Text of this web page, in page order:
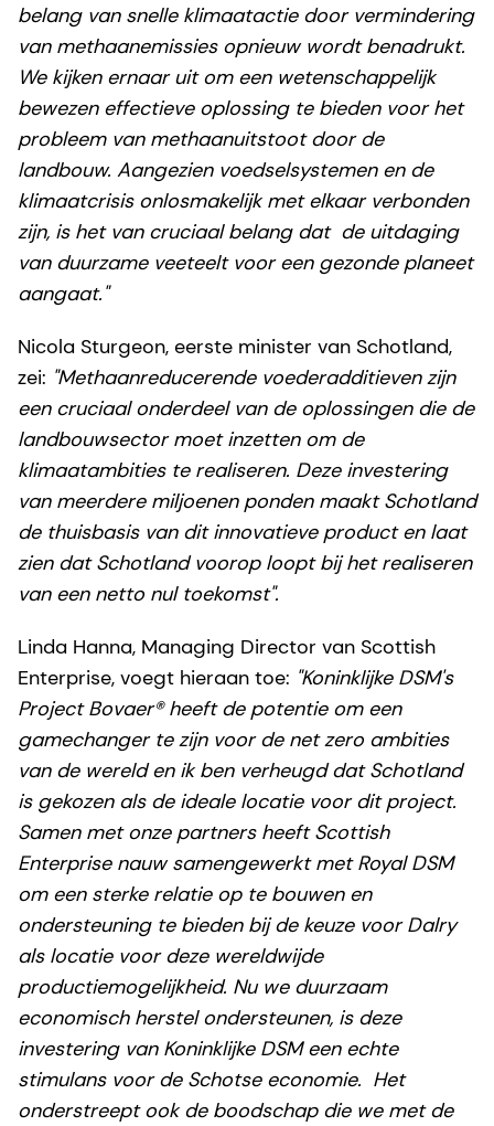
belang van snelle klimaatactie door vermindering
van methaanemissies opnieuw wordt benadrukt.
We kijken ernaar uit om een wetenschappelijk
bewezen effectieve oplossing te bieden voor het
probleem van methaanuitstoot door de
landbouw. Aangezien voedselsystemen en de
klimaatcrisis onlosmakelijk met elkaar verbonden
zijn, is het van cruciaal belang dat de uitdaging
van duurzame veeteelt voor een gezonde planeet
aangaat."
Nicola Sturgeon, eerste minister van Schotland,
zei: "Methaanreducerende voederadditieven zijn
een cruciaal onderdeel van de oplossingen die de
landbouwsector moet inzetten om de
klimaatambities te realiseren. Deze investering
van meerdere miljoenen ponden maakt Schotland
de thuisbasis van dit innovatieve product en laat
zien dat Schotland voorop loopt bij het realiseren
van een netto nul toekomst".
Linda Hanna, Managing Director van Scottish
Enterprise, voegt hieraan toe: "Koninklijke DSM's
Project Bovaer® heeft de potentie om een
gamechanger te zijn voor de net zero ambities
van de wereld en ik ben verheugd dat Schotland
is gekozen als de ideale locatie voor dit project.
Samen met onze partners heeft Scottish
Enterprise nauw samengewerkt met Royal DSM
om een sterke relatie op te bouwen en
ondersteuning te bieden bij de keuze voor Dalry
als locatie voor deze wereldwijde
productiemogelijkheid. Nu we duurzaam
economisch herstel ondersteunen, is deze
investering van Koninklijke DSM een echte
stimulans voor de Schotse economie. Het
onderstreept ook de boodschap die we met de